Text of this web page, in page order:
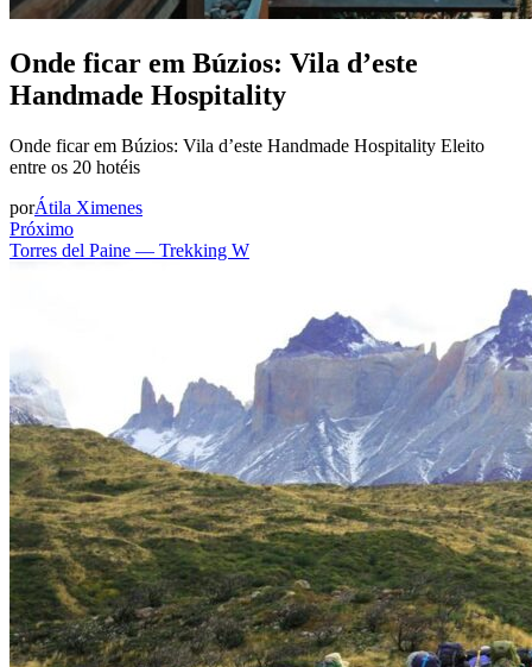
Onde ficar em Búzios: Vila d’este
Handmade Hospitality
Onde ficar em Búzios: Vila d’este Handmade Hospitality Eleito
entre os 20 hotéis
porÁtila Ximenes
Próximo
Torres del Paine — Trekking W